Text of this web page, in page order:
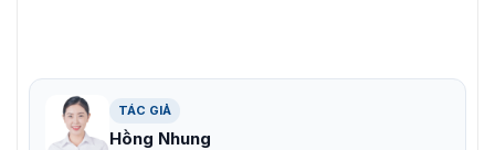
TÁC GIẢ
Hồng Nhung